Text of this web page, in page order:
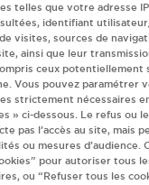
ORNE
Villes
SARL MENIL
telles que votre adresse
identifiant
visites, sources de
ainsi que leur
ceux potentiellement
Vous pouvez paramétrer
strictement nécessaires
» ci-dessous. Le refus ou
pas l’accès au site, mais
ou mesures d’audience.
pour autoriser tous
ou “Refuser tous les